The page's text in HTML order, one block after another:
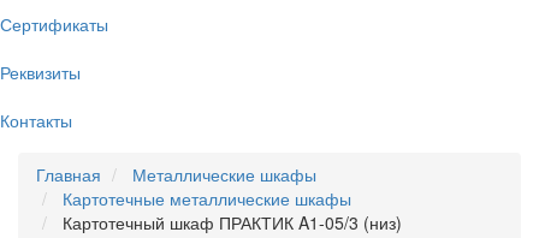
Сертификаты
Реквизиты
Контакты
Главная
Металлические шкафы
Картотечные металлические шкафы
Картотечный шкаф ПРАКТИК A1-05/3 (низ)